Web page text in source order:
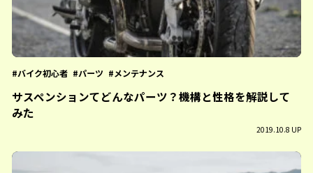
バイク初心者 パーツ メンテナンス
サスペンションてどんなパーツ？機構と性格を解説して
みた
2019.10.8 UP